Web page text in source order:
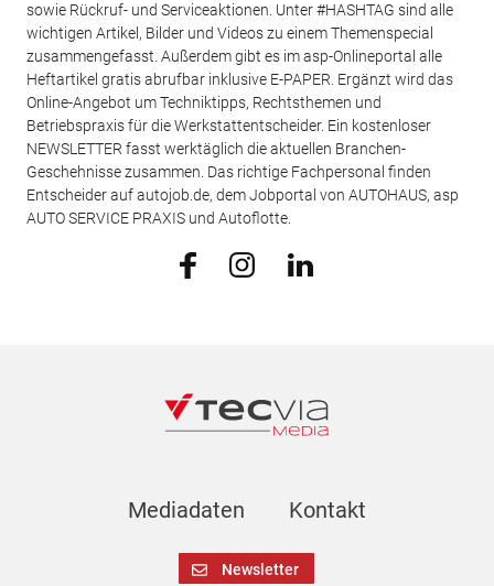
sowie Rückruf- und Serviceaktionen. Unter #HASHTAG sind alle
wichtigen Artikel, Bilder und Videos zu einem Themenspecial
zusammengefasst. Außerdem gibt es im asp-Onlineportal alle
Heftartikel gratis abrufbar inklusive E-PAPER. Ergänzt wird das
Online-Angebot um Techniktipps, Rechtsthemen und
Betriebspraxis für die Werkstattentscheider. Ein kostenloser
NEWSLETTER fasst werktäglich die aktuellen Branchen-
Geschehnisse zusammen. Das richtige Fachpersonal finden
Entscheider auf autojob.de, dem Jobportal von AUTOHAUS, asp
AUTO SERVICE PRAXIS und Autoflotte.
Mediadaten Kontakt
Newsletter